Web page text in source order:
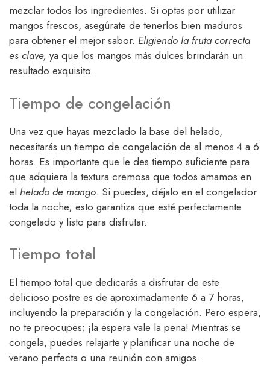
mezclar todos los ingredientes. Si optas por utilizar
mangos frescos, asegúrate de tenerlos bien maduros
para obtener el mejor sabor. Eligiendo la fruta correcta
es clave, ya que los mangos más dulces brindarán un
resultado exquisito.
Tiempo de congelación
Una vez que hayas mezclado la base del helado,
necesitarás un tiempo de congelación de al menos 4 a 6
horas. Es importante que le des tiempo suficiente para
que adquiera la textura cremosa que todos amamos en
el helado de mango. Si puedes, déjalo en el congelador
toda la noche; esto garantiza que esté perfectamente
congelado y listo para disfrutar.
Tiempo total
El tiempo total que dedicarás a disfrutar de este
delicioso postre es de aproximadamente 6 a 7 horas,
incluyendo la preparación y la congelación. Pero espera,
no te preocupes; ¡la espera vale la pena! Mientras se
congela, puedes relajarte y planificar una noche de
verano perfecta o una reunión con amigos.